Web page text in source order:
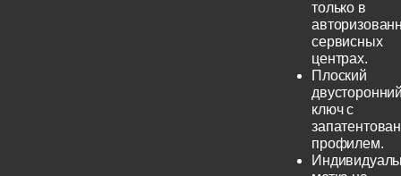
только в
сервисных
центрах.
Плоский
ключ с
профилем.